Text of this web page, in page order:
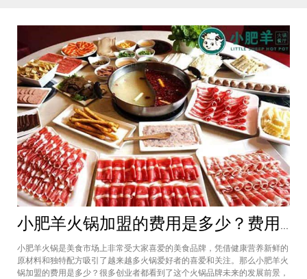
小肥羊火锅加盟的费用是多少？费用标准如下看你是否符合加盟资格
小肥羊火锅是美食市场上非常受大家喜爱的美食品牌，凭借健康营养新鲜的
原材料和独特配方吸引了越来越多火锅爱好者的喜爱和关注。那么小肥羊火
锅加盟的费用是多少？很多创业者都看到了这个火锅品牌未来的发展前景，